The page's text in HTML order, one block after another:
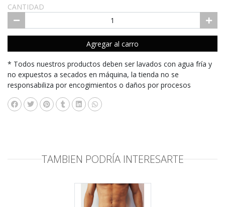
CANTIDAD
Agregar al carro
* Todos nuestros productos deben ser lavados con agua fría y
no expuestos a secados en máquina, la tienda no se
responsabiliza por encogimientos o daños por procesos
TAMBIEN PODRÍA INTERESARTE